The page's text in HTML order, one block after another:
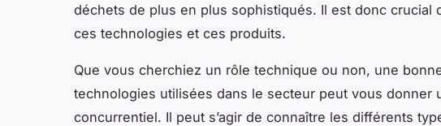
déchets de plus en plus sophistiqués. Il est donc crucial
ces technologies et ces produits.
Que vous cherchiez un rôle technique ou non, une
technologies utilisées dans le secteur peut vous donner
concurrentiel. Il peut s’agir de connaître les différents